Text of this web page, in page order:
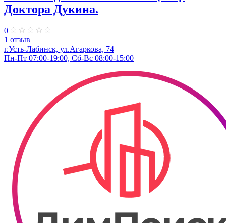
Доктора Дукина.
0
1 отзыв
г.Усть-Лабинск, ул.Агаркова, 74
Пн-Пт 07:00-19:00, Сб-Вс 08:00-15:00